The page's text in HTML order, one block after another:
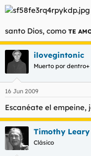
santo Dios, como TE
ilovegintonic
Muerto por dentro+
16 Jun 2009
Escanéate el empeine,
Timothy Leary
Clásico